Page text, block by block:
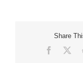
Share